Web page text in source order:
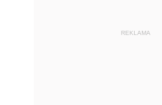
REKLAMA